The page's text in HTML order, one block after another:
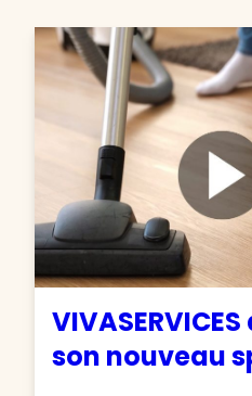
son nouveau